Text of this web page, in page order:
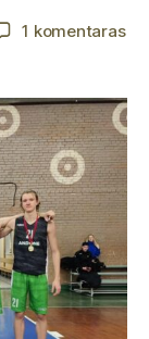
1 komentaras